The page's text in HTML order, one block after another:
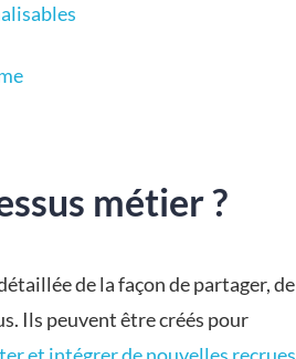
métier ?
de la façon de partager, de
Ils peuvent être créés pour